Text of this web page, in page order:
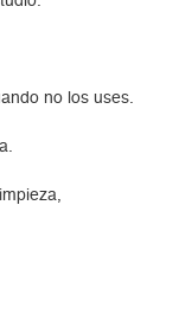
no los uses.